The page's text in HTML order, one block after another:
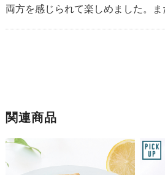
両方を感じられて楽しめました。ま
関連商品